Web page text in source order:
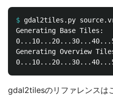
$ gdal2tiles.py
Generating Base Tiles:
Generating Overview
gdal2tilesのリファレンスは